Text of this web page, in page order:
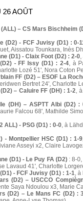
26 AOÛT
– CS Mars Bischheim
(D2) - FCF Juvisy (D1) : 0-
Aissatou Tounkara, Inès
(D1) - Claix Foot (D2) : 2-0
- FF Issy (D1) : 2-4, à
Lozé 51', Nora Coton
FF (D2) – ESOF La
Bertret 24', Charlotte
– Caluire FF (DH) : 1-2,
(DH) – ASPTT Albi (D2) :
Falcou 68', Mathilde
ALL) - PSG (D1) : 0-0, à
- Montpellier HSC (D1) : 1-9
Asseyi x2, Claire
(D1) - Le Puy FA (D2): 8-0,
Lavaud 41', Charlotte
- FCF Juvisy (D1) : 1-1, à
(D2) – USCCO
Saya Ndoulou x3, Marie
(D2) – Le Mans FC (D2) :